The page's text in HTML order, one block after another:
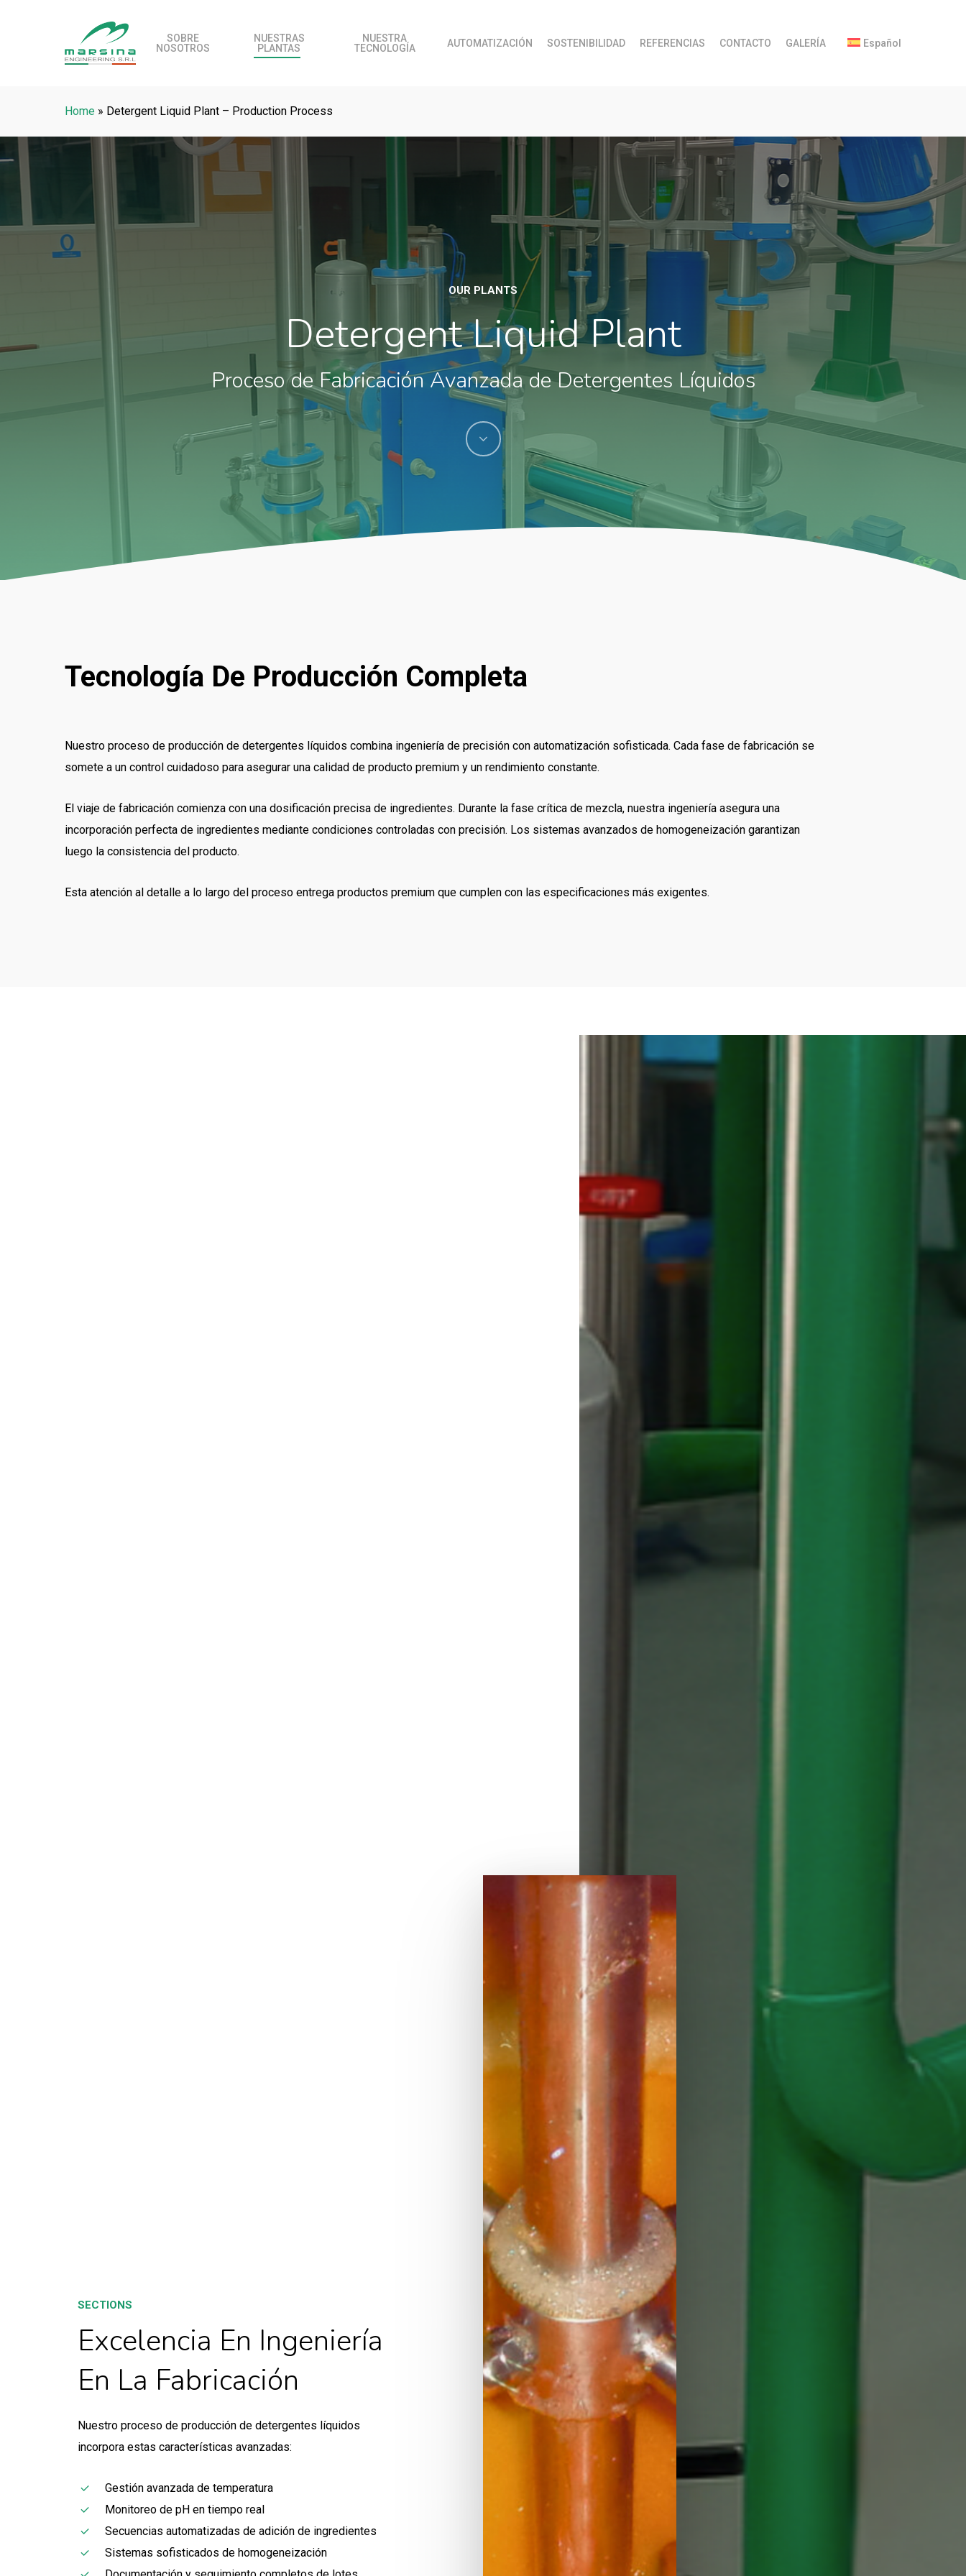
SOBRE
NOSOTROS
NUESTRAS
PLANTAS
NUESTRA
TECNOLOGÍA
AUTOMATIZACIÓN SOSTENIBILIDAD REFERENCIAS CONTACTO GALERÍA Español
Home » Detergent Liquid Plant – Production Process
OUR PLANTS
Detergent Liquid Plant
Proceso de Fabricación Avanzada de Detergentes Líquidos
Navigate
the
Tecnología De Producción Completa
Nuestro proceso de producción de detergentes líquidos combina ingeniería de precisión con automatización sofisticada. Cada fase de fabricación se
somete a un control cuidadoso para asegurar una calidad de producto premium y un rendimiento constante.
El viaje de fabricación comienza con una dosificación precisa de ingredientes. Durante la fase crítica de mezcla, nuestra ingeniería asegura una
incorporación perfecta de ingredientes mediante condiciones controladas con precisión. Los sistemas avanzados de homogeneización garantizan
luego la consistencia del producto.
Esta atención al detalle a lo largo del proceso entrega productos premium que cumplen con las especificaciones más exigentes.
SECTIONS
Excelencia En Ingeniería
En La Fabricación
Nuestro proceso de producción de detergentes líquidos
incorpora estas características avanzadas:
Gestión avanzada de temperatura
Monitoreo de pH en tiempo real
Secuencias automatizadas de adición de ingredientes
Sistemas sofisticados de homogeneización